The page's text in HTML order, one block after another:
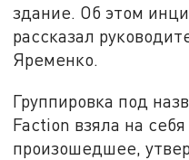
здание. Об этом
рассказал
Яременко.
Группировка под
Faction взяла на
произошедшее,